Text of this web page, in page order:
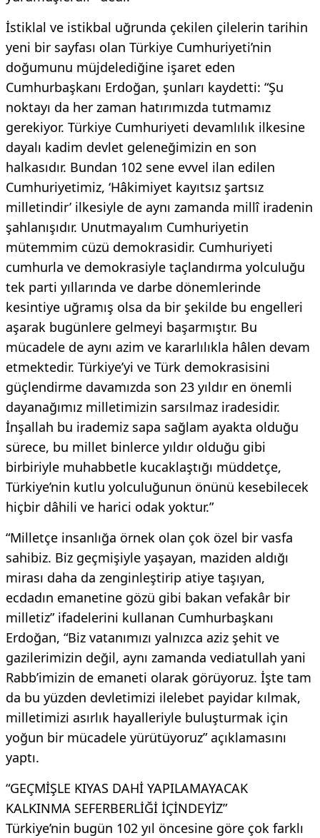
İstiklal ve istikbal uğrunda çekilen çilelerin tarihin
yeni bir sayfası olan Türkiye Cumhuriyeti’nin
doğumunu müjdelediğine işaret eden
Cumhurbaşkanı Erdoğan, şunları kaydetti: “Şu
noktayı da her zaman hatırımızda tutmamız
gerekiyor. Türkiye Cumhuriyeti devamlılık ilkesine
dayalı kadim devlet geleneğimizin en son
halkasıdır. Bundan 102 sene evvel ilan edilen
Cumhuriyetimiz, ‘Hâkimiyet kayıtsız şartsız
milletindir’ ilkesiyle de aynı zamanda millî iradenin
şahlanışıdır. Unutmayalım Cumhuriyetin
mütemmim cüzü demokrasidir. Cumhuriyeti
cumhurla ve demokrasiyle taçlandırma yolculuğu
tek parti yıllarında ve darbe dönemlerinde
kesintiye uğramış olsa da bir şekilde bu engelleri
aşarak bugünlere gelmeyi başarmıştır. Bu
mücadele de aynı azim ve kararlılıkla hâlen devam
etmektedir. Türkiye’yi ve Türk demokrasisini
güçlendirme davamızda son 23 yıldır en önemli
dayanağımız milletimizin sarsılmaz iradesidir.
İnşallah bu irademiz sapa sağlam ayakta olduğu
sürece, bu millet binlerce yıldır olduğu gibi
birbiriyle muhabbetle kucaklaştığı müddetçe,
Türkiye’nin kutlu yolculuğunun önünü kesebilecek
hiçbir dâhili ve harici odak yoktur.”
“Milletçe insanlığa örnek olan çok özel bir vasfa
sahibiz. Biz geçmişiyle yaşayan, maziden aldığı
mirası daha da zenginleştirip atiye taşıyan,
ecdadın emanetine gözü gibi bakan vefakâr bir
milletiz” ifadelerini kullanan Cumhurbaşkanı
Erdoğan, “Biz vatanımızı yalnızca aziz şehit ve
gazilerimizin değil, aynı zamanda vediatullah yani
Rabb’imizin de emaneti olarak görüyoruz. İşte tam
da bu yüzden devletimizi ilelebet payidar kılmak,
milletimizi asırlık hayalleriyle buluşturmak için
yoğun bir mücadele yürütüyoruz” açıklamasını
yaptı.
“GEÇMİŞLE KIYAS DAHİ YAPILAMAYACAK
KALKINMA SEFERBERLİĞİ İÇİNDEYİZ”
Türkiye’nin bugün 102 yıl öncesine göre çok farklı